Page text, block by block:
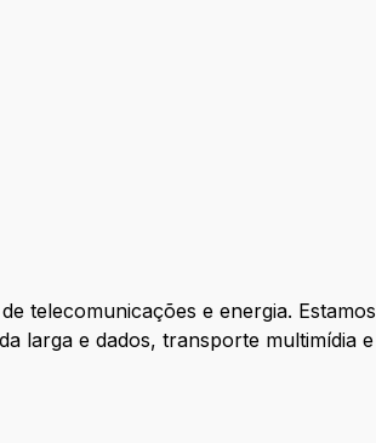
telecomunicações e energia. Estamos
larga e dados, transporte multimídia e